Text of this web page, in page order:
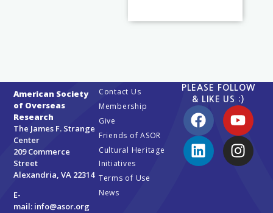
American Society
of Overseas
Research
The James F. Strange
Center
209 Commerce
Street
Alexandria, VA 22314
E-
mail: info@asor.org
Contact Us
Membership
Give
Friends of ASOR
Cultural Heritage
Initiatives
Terms of Use
News
PLEASE FOLLOW
& LIKE US :)